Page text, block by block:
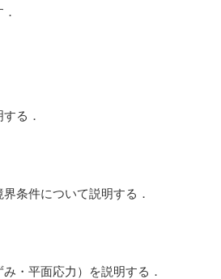
る．
条件について説明する．
・平面応力）を説明する．